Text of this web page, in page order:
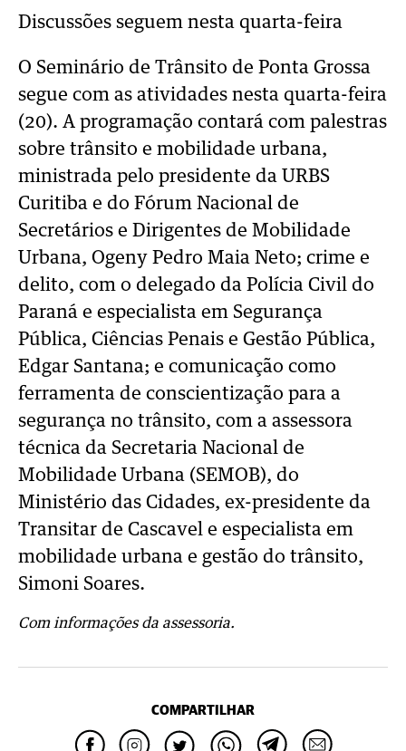
Discussões seguem nesta quarta-feira
O Seminário de Trânsito de Ponta Grossa
segue com as atividades nesta quarta-feira
(20). A programação contará com palestras
sobre trânsito e mobilidade urbana,
ministrada pelo presidente da URBS
Curitiba e do Fórum Nacional de
Secretários e Dirigentes de Mobilidade
Urbana, Ogeny Pedro Maia Neto; crime e
delito, com o delegado da Polícia Civil do
Paraná e especialista em Segurança
Pública, Ciências Penais e Gestão Pública,
Edgar Santana; e comunicação como
ferramenta de conscientização para a
segurança no trânsito, com a assessora
técnica da Secretaria Nacional de
Mobilidade Urbana (SEMOB), do
Ministério das Cidades, ex-presidente da
Transitar de Cascavel e especialista em
mobilidade urbana e gestão do trânsito,
Simoni Soares.
Com informações da assessoria.
COMPARTILHAR